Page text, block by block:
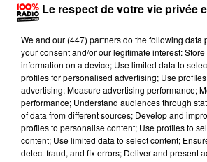
Le salon du mariage se
week-end à Castres.
Dimanche, le parc des
acceuille la 10ième
rendez-vous organisé
Au programme,
blanches et conseils de
professionnels.
Le respect de votre vie privée
We and our (447) partnersdo the following data
your consent and/or our legitimate interest:
information on a device; Use limited data to
profiles for personalised advertising; Use
advertising; Measure advertising performance;
performance; Understand audiences through
of data from different sources; Develop and
profiles to personalise content; Use profiles to
content; Use limited data to select content;
detect fraud, and fix errors; Deliver and present